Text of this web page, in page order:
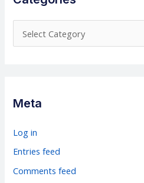
a
r
i
Meta
Log in
Entries feed
Comments feed